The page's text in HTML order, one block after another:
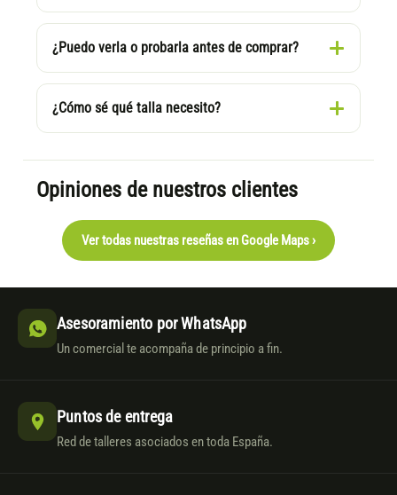
¿Puedo verla o probarla antes de comprar?
¿Cómo sé qué talla necesito?
Opiniones de nuestros clientes
Ver todas nuestras reseñas en Google Maps ›
Asesoramiento por WhatsApp
Un comercial te acompaña de principio a fin.
Puntos de entrega
Red de talleres asociados en toda España.